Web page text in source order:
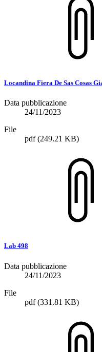
Locandina Fiera De Sas Cosas
Data pubblicazione
24/11/2023
File
pdf(249.21 KB)
Lab 498
Data pubblicazione
24/11/2023
File
pdf(331.81 KB)